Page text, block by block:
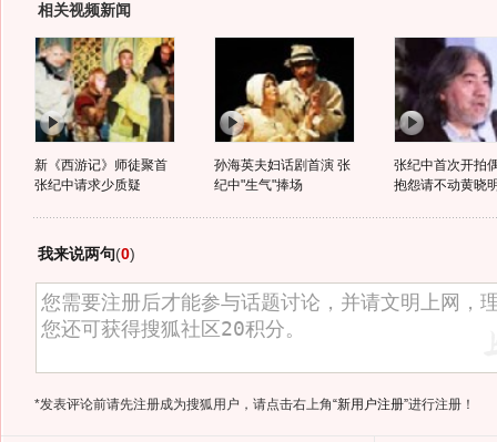
相关视频新闻
新《西游记》师徒聚首
张纪中请求少质疑
孙海英夫妇话剧首演 张
纪中"生气"捧场
张纪中首次开拍
抱怨请不动黄晓
我来说两句(0)
*发表评论前请先注册成为搜狐用户，请点击右上角“新用户注册”进行注册！